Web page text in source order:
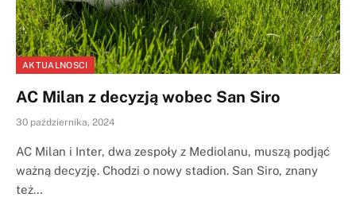
AKTUALNOSCI
AC Milan z decyzją wobec San Siro
30 października, 2024
AC Milan i Inter, dwa zespoły z Mediolanu, muszą podjąć
ważną decyzję. Chodzi o nowy stadion. San Siro, znany
też…